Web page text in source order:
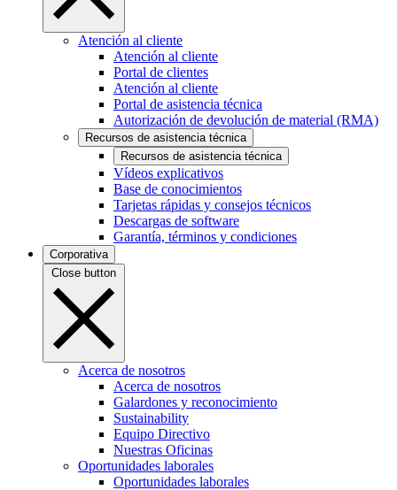
Atención al cliente
Atención al cliente
Portal de clientes
Atención al cliente
Portal de asistencia técnica
Autorización de devolución de material (RMA)
Recursos de asistencia técnica
Recursos de asistencia técnica
Vídeos explicativos
Base de conocimientos
Tarjetas rápidas y consejos técnicos
Descargas de software
Garantía, términos y condiciones
Corporativa
Close button
Acerca de nosotros
Acerca de nosotros
Galardones y reconocimiento
Sustainability
Equipo Directivo
Nuestras Oficinas
Oportunidades laborales
Oportunidades laborales